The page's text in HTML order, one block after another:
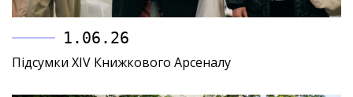
1.06.26
Підсумки XIV Книжкового Арсеналу